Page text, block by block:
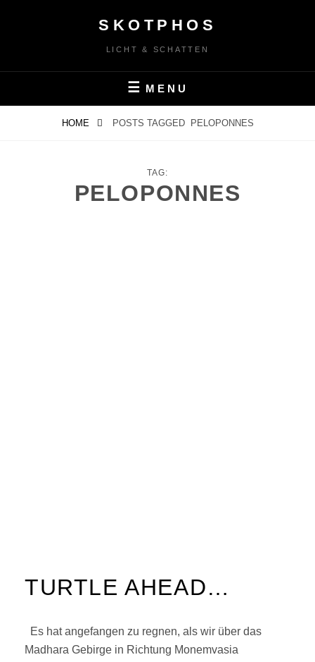
SKOTPHOS
LICHT & SCHATTEN
MENU
HOME POSTS TAGGED PELOPONNES
TAG:
PELOPONNES
TURTLE AHEAD…
Es hat angefangen zu regnen, als wir über das
Madhara Gebirge in Richtung Monemvasia